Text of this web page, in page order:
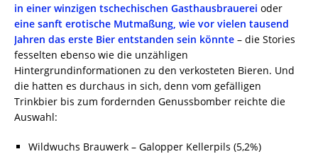
in einer winzigen tschechischen Gasthausbrauerei oder
eine sanft erotische Mutmaßung, wie vor vielen tausend
Jahren das erste Bier entstanden sein könnte – die Stories
fesselten ebenso wie die unzähligen
Hintergrundinformationen zu den verkosteten Bieren. Und
die hatten es durchaus in sich, denn vom gefälligen
Trinkbier bis zum fordernden Genussbomber reichte die
Auswahl:
Wildwuchs Brauwerk – Galopper Kellerpils (5,2%)